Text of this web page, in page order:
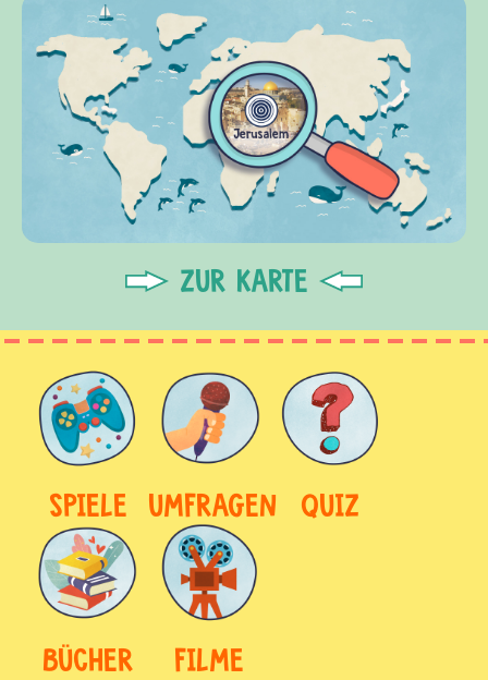
ZUR KARTE
SPIELE UMFRAGEN QUIZ
BÜCHER FILME